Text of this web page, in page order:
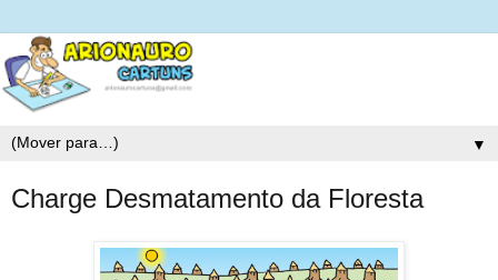
▼
Charge Desmatamento da Floresta